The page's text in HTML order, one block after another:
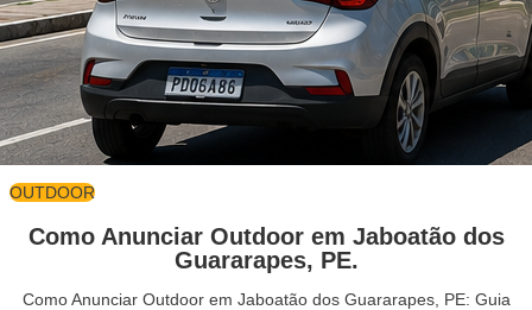
OUTDOOR
Como Anunciar Outdoor em Jaboatão dos
Guararapes, PE.
Como Anunciar Outdoor em Jaboatão dos Guararapes, PE: Guia